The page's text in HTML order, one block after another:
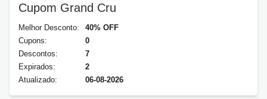
Cupom Grand Cru
Melhor Desconto:
40% OFF
Cupons:
0
Descontos:
7
Expirados:
2
Atualizado:
06-08-2026